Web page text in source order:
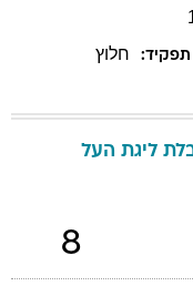
תפקיד: חלוץ
ליגת העל
8